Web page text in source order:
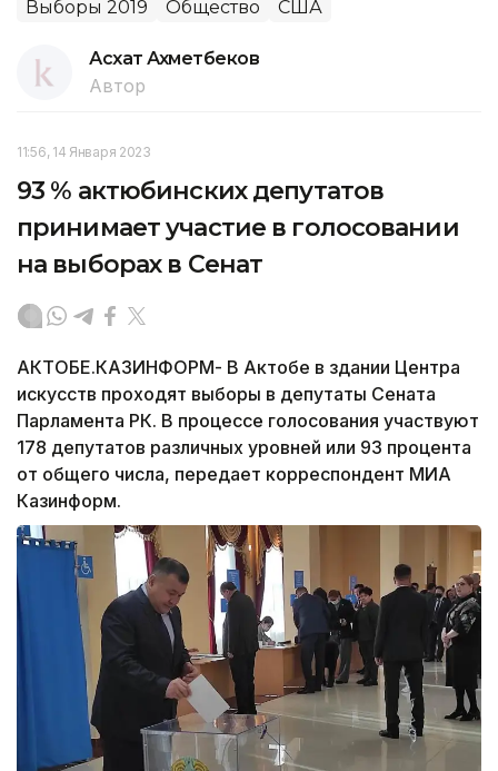
Выборы 2019 Общество США
Асхат Ахметбеков
Автор
11:56, 14 Января 2023
93 % актюбинских депутатов
принимает участие в голосовании
на выборах в Сенат
АКТОБЕ.КАЗИНФОРМ- В Актобе в здании Центра
искусств проходят выборы в депутаты Сената
Парламента РК. В процессе голосования участвуют
178 депутатов различных уровней или 93 процента
от общего числа, передает корреспондент МИА
Казинформ.